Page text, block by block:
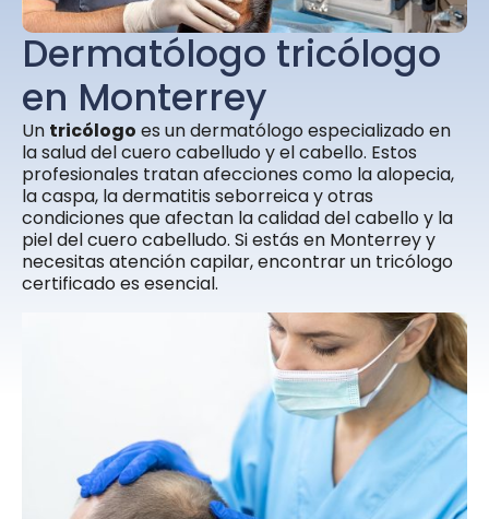
Dermatólogo tricólogo
en Monterrey
Un tricólogo es un dermatólogo especializado en
la salud del cuero cabelludo y el cabello. Estos
profesionales tratan afecciones como la alopecia,
la caspa, la dermatitis seborreica y otras
condiciones que afectan la calidad del cabello y la
piel del cuero cabelludo. Si estás en Monterrey y
necesitas atención capilar, encontrar un tricólogo
certificado es esencial.